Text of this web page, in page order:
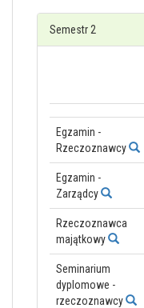
Semestr 2
Egzamin -
Rzeczoznawcy
Egzamin -
Zarządcy
Rzeczoznawca
majątkowy
Seminarium
dyplomowe -
rzeczoznawcy